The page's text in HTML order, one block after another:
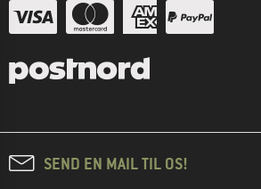
SEND EN MAIL TIL OS!